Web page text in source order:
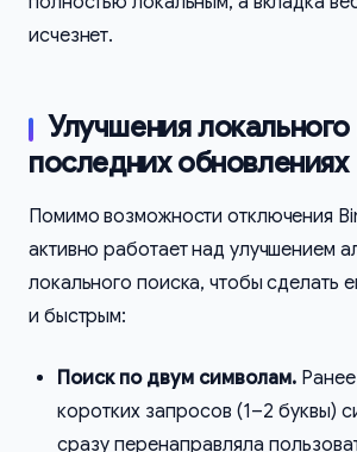
исчезнет.
Улучшения локального
последних обновлениях
Помимо возможности отключения
активно работает над улучшением
локального поиска, чтобы сделать
и быстрым:
Поиск по двум символам.
коротких запросов (1–2 буквы)
сразу перенаправляла